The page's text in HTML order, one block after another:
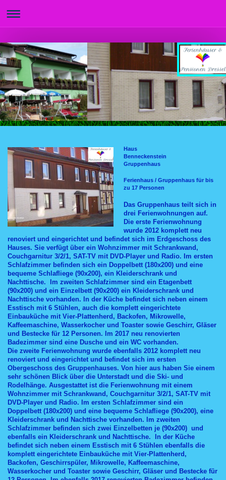
Haus
Benneckenstein
Gruppenhaus
Ferienhaus / Gruppenhaus für bis
zu 17 Personen
Das Gruppenhaus teilt sich in
drei Ferienwohnungen auf.
Die erste Ferienwohnung
wurde 2012 komplett neu
renoviert und eingerichtet und befindet sich im Erdgeschoss des
Hauses. Sie verfügt über ein Wohnzimmer mit Schrankwand,
Couchgarnitur 3/2/1, SAT-TV mit DVD-Player und Radio. Im ersten
Schlafzimmer befinden sich ein Doppelbett (180x200) und eine
bequeme Schlafliege (90x200), ein Kleiderschrank und
Nachttische. Im zweiten Schlafzimmer sind ein Etagenbett
(90x200) und ein Einzelbett (90x200) ein Kleiderschrank und
Nachttische vorhanden. In der Küche befindet sich neben einem
Esstisch mit 6 Stühlen, auch die komplett eingerichtete
Einbauküche mit Vier-Plattenherd, Backofen, Mikrowelle,
Kaffeemaschine, Wasserkocher und Toaster sowie Geschirr, Gläser
und Bestecke für 12 Personen. Im 2017 neu renovierten
Badezimmer sind eine Dusche und ein WC vorhanden.
Die zweite Ferienwohnung wurde ebenfalls 2012 komplett neu
renoviert und eingerichtet und befindet sich im ersten
Obergeschoss des Gruppenhauses. Von hier aus haben Sie einem
sehr schönen Blick über die Unterstadt und die Ski- und
Rodelhänge. Ausgestattet ist die Ferienwohnung mit einem
Wohnzimmer mit Schrankwand, Couchgarnitur 3/2/1, SAT-TV mit
DVD-Player und Radio. Im ersten Schlafzimmer sind ein
Doppelbett (180x200) und eine bequeme Schlafliege (90x200), eine
Kleiderschrank und Nachttische vorhanden. Im zweiten
Schlafzimmer befinden sich zwei Einzelbetten je (90x200) und
ebenfalls ein Kleiderschrank und Nachttische. In der Küche
befindet sich neben einem Esstisch mit 6 Stühlen ebenfalls die
komplett eingerichtete Einbauküche mit Vier-Plattenherd,
Backofen, Geschirrspüler, Mikrowelle, Kaffeemaschine,
Wasserkocher und Toaster sowie Geschirr, Gläser und Bestecke für